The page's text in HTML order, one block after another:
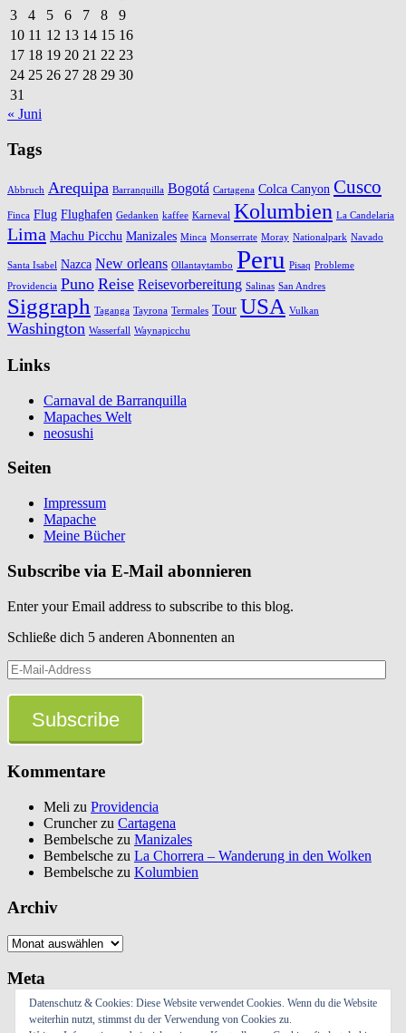
3
4 5 6 7 8
9
10 11 12 13 14 15 16
17 18 19 20 21 22 23
24 25 26 27 28 29 30
31
« Juni
Tags
Abbruch Arequipa Barranquilla Bogotá Cartagena Colca Canyon Cusco
Finca Flug Flughafen Gedanken kaffee Karneval Kolumbien La Candelaria
Lima Machu Picchu Manizales Minca Monserrate Moray Nationalpark Navado
Santa Isabel Nazca New orleans Ollantaytambo Peru Pisaq Probleme
Providencia Puno Reise Reisevorbereitung Salinas San Andres
Siggraph Taganga Tayrona Termales Tour USA Vulkan
Washington Wasserfall Waynapicchu
Links
Carnaval de Barranquilla
Mapaches Welt
neosushi
Seiten
Impressum
Mapache
Meine Bücher
Subscribe via E-Mail abonnieren
Enter your Email address to subscribe to this blog.
Schließe dich 5 anderen Abonnenten an
E-
Mail-
Address
Subscribe
Kommentare
Meli zu Providencia
Cruncherzu Cartagena
Bembelsche zu Manizales
Bembelsche zu La Chorrera – Wanderung in den Wolken
Bembelsche zu Kolumbien
Archiv
Archiv
Meta
Anmelden
Eintrags-Feed
Datenschutz & Cookies: Diese Website verwendet Cookies. Wenn du die Website
weiterhin nutzt, stimmst du der Verwendung von Cookies zu.